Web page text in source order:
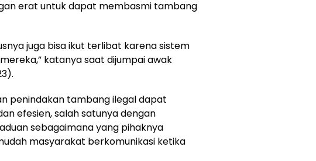
erat untuk dapat membasmi tambang
juga bisa ikut terlibat karena sistem
katanya saat dijumpai awak
penindakan tambang ilegal dapat
efesien, salah satunya dengan
sebagaimana yang pihaknya
masyarakat berkomunikasi ketika